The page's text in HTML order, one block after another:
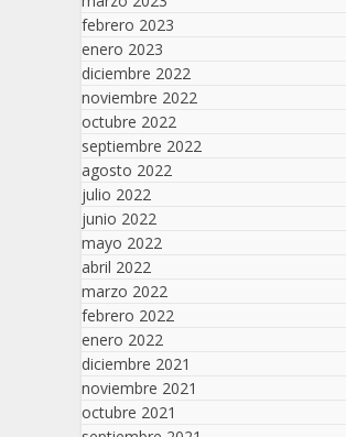
febrero 2023
enero 2023
diciembre 2022
noviembre 2022
octubre 2022
septiembre 2022
agosto 2022
julio 2022
junio 2022
mayo 2022
abril 2022
marzo 2022
febrero 2022
enero 2022
diciembre 2021
noviembre 2021
octubre 2021